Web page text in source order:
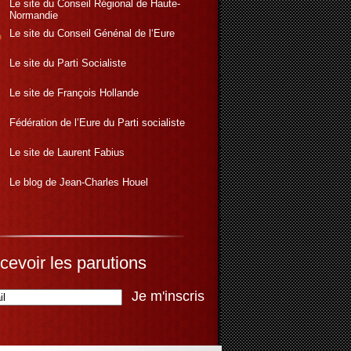
Le site du Conseil Régional de Haute-
Normandie
Le site du Conseil Génénal de l‘Eure
Le site du Parti Socialiste
Le site de François Hollande
Fédération de l’Eure du Parti socialiste
Le site de Laurent Fabius
Le blog de Jean-Charles Houel
les parutions